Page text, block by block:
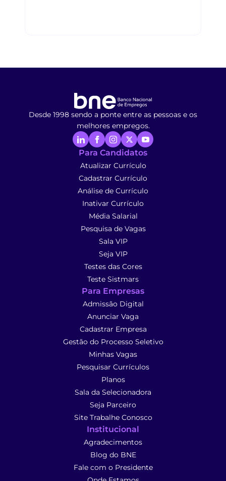
Desde 1998 sendo a ponte entre as pessoas e os
melhores empregos.
Para Candidatos
Atualizar Currículo
Cadastrar Currículo
Análise de Currículo
Inativar Currículo
Média Salarial
Pesquisa de Vagas
Sala VIP
Seja VIP
Testes das Cores
Teste Sistmars
Para Empresas
Admissão Digital
Anunciar Vaga
Cadastrar Empresa
Gestão do Processo Seletivo
Minhas Vagas
Pesquisar Currículos
Planos
Sala da Selecionadora
Seja Parceiro
Site Trabalhe Conosco
Institucional
Agradecimentos
Blog do BNE
Fale com o Presidente